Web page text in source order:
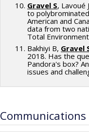
Gravel S, Lavoué
to
American and
data from two
Total
Bakhiyi B, Gravel
2018. Has the
Pandora's box?
issues and
Communications